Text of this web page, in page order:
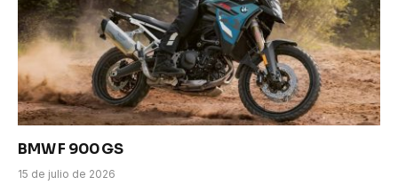
BMW F 900 GS
15 de julio de 2026